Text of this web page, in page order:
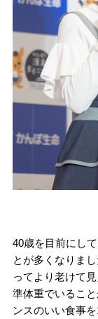
40歳を目前にし
とが多くなりま
ってより老けて
準体重でいるこ
ンスのいい食事